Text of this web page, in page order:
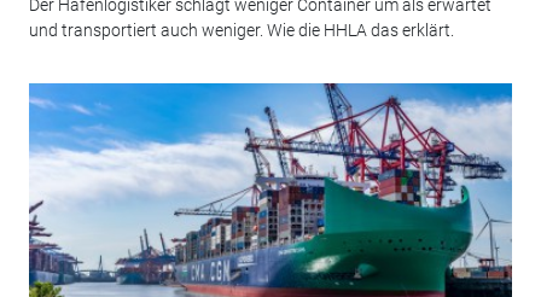
Der Hafenlogistiker schlägt weniger Container um als erwartet
und transportiert auch weniger. Wie die HHLA das erklärt.